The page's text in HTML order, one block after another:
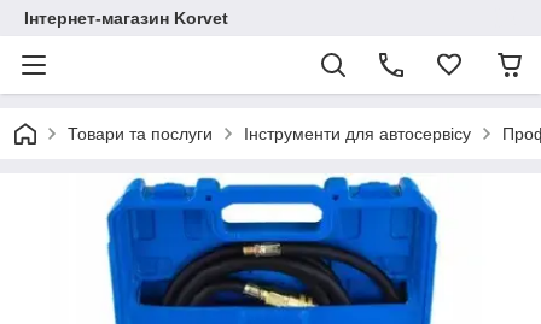
Інтернет-магазин Korvet
Товари та послуги Інструменти для автосервісу